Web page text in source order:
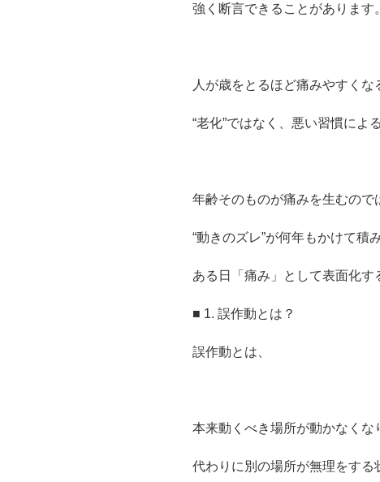
強く断言できることがあります。
人が歳をとるほど痛みやすくな
“老化”ではなく、悪い習慣によ
年齢そのものが痛みを生むので
“動きのズレ”が何年もかけて積
ある日「痛み」として表面化す
■ 1. 誤作動とは？
誤作動とは、
本来動くべき場所が動かなくな
代わりに別の場所が無理をする